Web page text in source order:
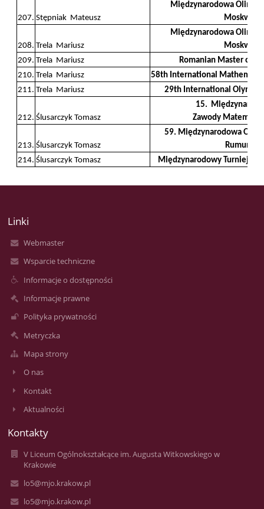
207. Stępniak Mateusz
Międzynarodowa
Moskwa
208. Trela Mariusz
Międzynarodowa
Moskwa
209. Trela Mariusz
Romanian Master of
210. Trela Mariusz
58th International
211. Trela Mariusz 29th International
212. Ślusarczyk Tomasz
15.
Zawody
213. Ślusarczyk Tomasz
59. Międzynarodowa
Rumunia
214. Ślusarczyk Tomasz Międzynarodowy Turniej
Linki
Webmaster
Wsparcie techniczne
Informacje o dostępności
Informacje prawne
Polityka prywatności
Metryczka
Mapa strony
O nas
Kontakt
Aktualności
Kontakty
V Liceum Ogólnokształcące im. Augusta Witkowskiego w
Krakowie
lo5@mjo.krakow.pl
lo5@mjo.krakow.pl